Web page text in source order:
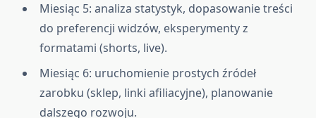
Miesiąc 5: analiza statystyk, dopasowanie treści
do preferencji widzów, eksperymenty z
formatami (shorts, live).
Miesiąc 6: uruchomienie prostych źródeł
zarobku (sklep, linki afiliacyjne), planowanie
dalszego rozwoju.